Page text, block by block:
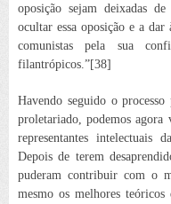
oposição sejam deixadas
ocultar essa oposição e a
comunistas pela sua
filantrópicos.”[38]
Havendo seguido o
proletariado, podemos
representantes intelectuais
Depois de terem
puderam contribuir com o
mesmo os melhores